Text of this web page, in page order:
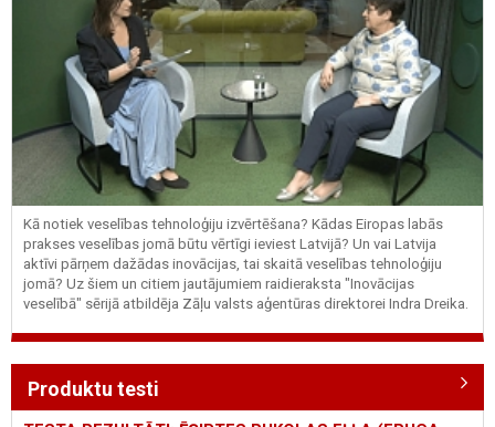
Kā notiek veselības tehnoloģiju izvērtēšana? Kādas Eiropas labās
prakses veselības jomā būtu vērtīgi ieviest Latvijā? Un vai Latvija
aktīvi pārņem dažādas inovācijas, tai skaitā veselības tehnoloģiju
jomā? Uz šiem un citiem jautājumiem raidieraksta "Inovācijas
veselībā" sērijā atbildēja Zāļu valsts aģentūras direktorei Indra Dreika.
Produktu testi